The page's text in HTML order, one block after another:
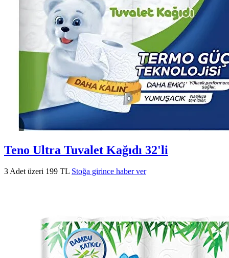
Teno Ultra Tuvalet Kağıdı 32'li
3 Adet üzeri 199 TL Stoğa girince haber ver